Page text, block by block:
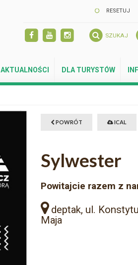
RESETUJ
SZUKAJ
AKTUALNOŚCI DLA TURYSTÓW
POWRÓT ICAL
Sylwester
Powitajcie razem z
deptak, ul.
Maja